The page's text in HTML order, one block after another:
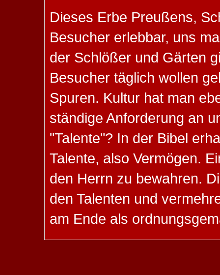
Dieses Erbe Preußens,
Besucher erlebbar, uns
der Schlößer und Gärten
Besucher täglich wollen
Spuren. Kultur hat man
ständige Anforderung an
"Talente"? In der Bibel
Talente, also Vermögen.
den Herrn zu bewahren.
den Talenten und
am Ende als